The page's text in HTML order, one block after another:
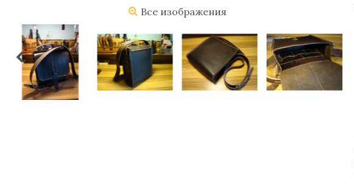
Все изображения